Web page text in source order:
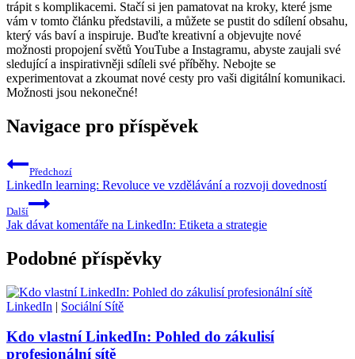
trápit s komplikacemi. Stačí si jen pamatovat na kroky, které jsme
vám v tomto článku představili, a můžete se pustit do sdílení obsahu,
který vás baví a inspiruje. Buďte kreativní a objevujte nové
možnosti propojení světů YouTube a Instagramu, abyste zaujali své
sledující a inspirativněji sdíleli své příběhy. Nebojte se
experimentovat a zkoumat nové cesty pro vaši digitální komunikaci.
Možnosti jsou nekonečné!
Navigace pro příspěvek
Předchozí
LinkedIn learning: Revoluce ve vzdělávání a rozvoji dovedností
Další
Jak dávat komentáře na LinkedIn: Etiketa a strategie
Podobné příspěvky
LinkedIn | Sociální Sítě
Kdo vlastní LinkedIn: Pohled do zákulisí
profesionální sítě